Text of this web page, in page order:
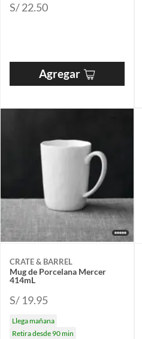
S/ 22.50
Agregar
CRATE & BARREL
Mug de Porcelana Mercer
414mL
S/ 19.95
Llega mañana
Retira desde 90 min